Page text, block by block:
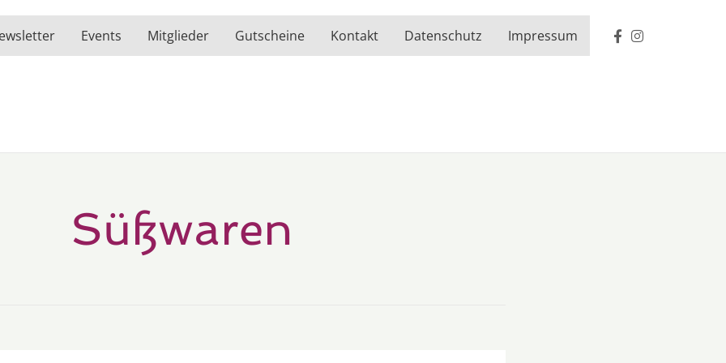
Events Mitglieder Gutscheine Kontakt Datenschutz Impressum
Süßwaren